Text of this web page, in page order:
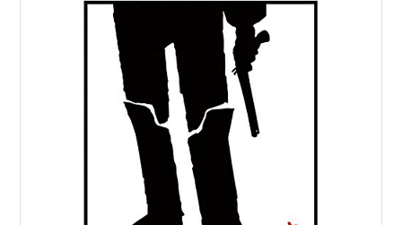
バリー リンドン [DVD]
出版社/メーカー: ワーナー・ブラザー
ス・ホームエンターテイメント
発売日:2005/04/22
メディア:
DVD
クリック
: 6回
この商品を含むブログ (21件) を見る